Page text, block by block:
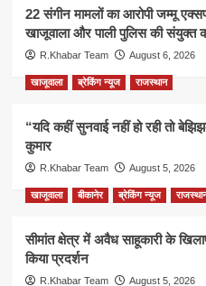
22 संगीन मामलों का आरोपी जम्मू
खाजूवाला और पाली पुलिस की संयुक्त
R.Khabar Team August 6, 2026
खाजूवाला ब्रेकिंग न्यूज राजस्थान
“यदि कहीं सुनवाई नहीं हो रही तो
कुमार
R.Khabar Team August 5, 2026
खाजूवाला बीकानेर ब्रेकिंग न्यूज
सीमांत क्षेत्र में अवैध साहूकारी के
किया प्रदर्शन
R.Khabar Team August 5, 2026